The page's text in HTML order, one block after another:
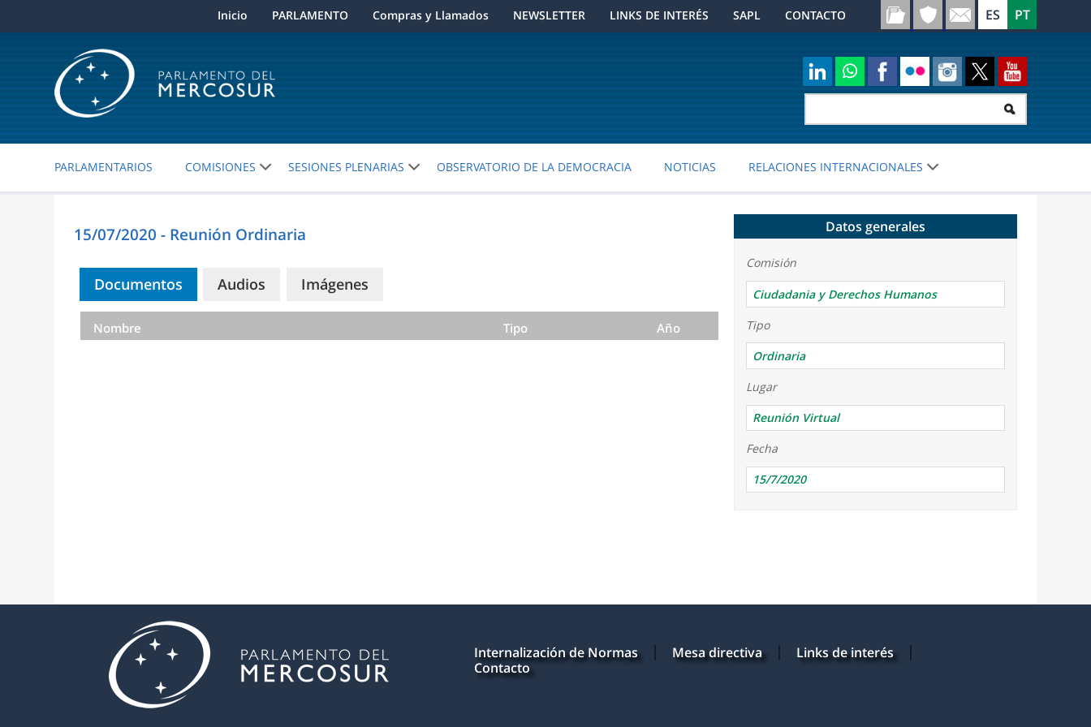
Inicio PARLAMENTO Compras y Llamados NEWSLETTER LINKS DE INTERÉS SAPL CONTACTO
PARLAMENTARIOS COMISIONES SESIONES PLENARIAS OBSERVATORIO DE LA DEMOCRACIA NOTICIAS RELACIONES INTERNACIONALES
Datos generales
Comisión
Ciudadania y Derechos Humanos
Tipo
Ordinaria
Lugar
Reunión Virtual
Fecha
15/7/2020
15/07/2020 - Reunión Ordinaria
Documentos Audios Imágenes
Nombre Tipo Año
Internalización de Normas Mesa directiva
Links de interés
Contacto